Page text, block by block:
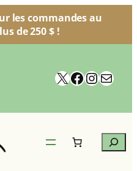
les commandes au
de 250 $ !
X Facebook
Search